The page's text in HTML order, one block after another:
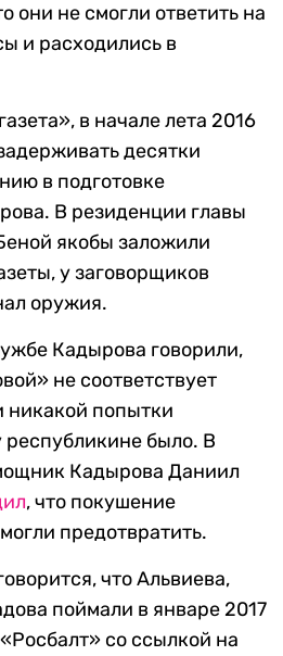
они не смогли ответить на
и расходились в
в начале лета 2016
десятки
в подготовке
В резиденции главы
якобы заложили
у заговорщиков
оружия.
Кадырова говорили,
не соответствует
никакой попытки
республикине было. В
Кадырова Даниил
, что покушение
предотвратить.
что Альвиева,
поймали в январе 2017
со ссылкой на